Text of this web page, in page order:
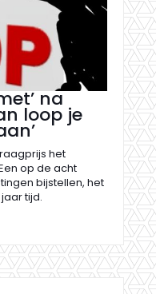
na
loop je
het
op de acht
bijstellen, het
tijd.